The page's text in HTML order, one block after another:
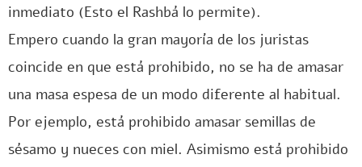
inmediato (Esto el Rashbá lo permite).
Empero cuando la gran mayoría de los juristas
coincide en que está prohibido, no se ha de amasar
una masa espesa de un modo diferente al habitual.
Por ejemplo, está prohibido amasar semillas de
sésamo y nueces con miel. Asimismo está prohibido